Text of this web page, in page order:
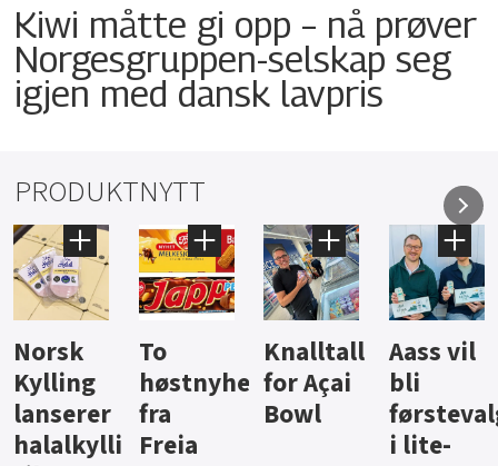
Kiwi måtte gi opp – nå prøver
Norgesgruppen-selskap seg
igjen med dansk lavpris
PRODUKTNYTT
Knalltall
for Açai
Bowl
Aass vil
bli
førstevalg
i lite-
Brus og
jus fra
Berentsen
Hard
iste fra
Hansa